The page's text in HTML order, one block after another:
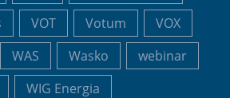
VOT Votum
VOX
WAS Wasko
webinar
WIG Energia